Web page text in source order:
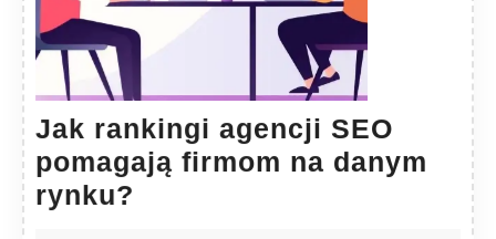
Jak rankingi agencji SEO
pomagają firmom na danym
rynku?